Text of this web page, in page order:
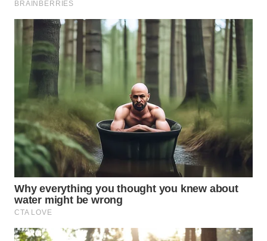
WN
TAPANULI
UTARA
SAMOSIR
WN
PADANG
LAWAS
WN
SUMEDANG
WN